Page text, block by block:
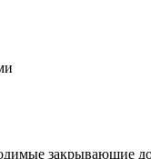
закрывающие